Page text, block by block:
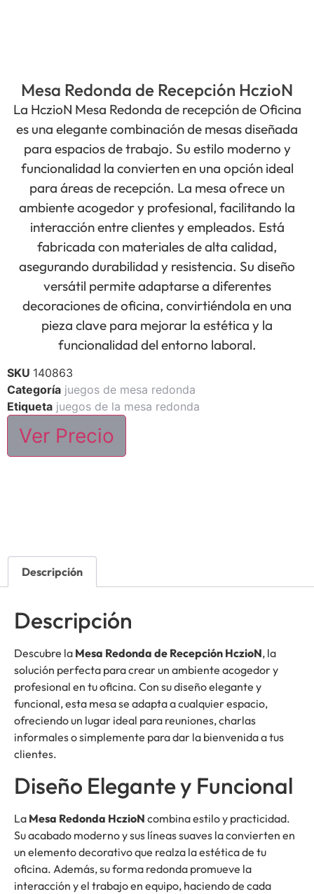
Mesa Redonda de Recepción HczioN
La HczioN Mesa Redonda de recepción de Oficina
es una elegante combinación de mesas diseñada
para espacios de trabajo. Su estilo moderno y
funcionalidad la convierten en una opción ideal
para áreas de recepción. La mesa ofrece un
ambiente acogedor y profesional, facilitando la
interacción entre clientes y empleados. Está
fabricada con materiales de alta calidad,
asegurando durabilidad y resistencia. Su diseño
versátil permite adaptarse a diferentes
decoraciones de oficina, convirtiéndola en una
pieza clave para mejorar la estética y la
funcionalidad del entorno laboral.
SKU 140863
Categoría juegos de mesa redonda
Etiqueta juegos de la mesa redonda
Ver Precio
Descripción
Descripción
Descubre la Mesa Redonda de Recepción HczioN, la
solución perfecta para crear un ambiente acogedor y
profesional en tu oficina. Con su diseño elegante y
funcional, esta mesa se adapta a cualquier espacio,
ofreciendo un lugar ideal para reuniones, charlas
informales o simplemente para dar la bienvenida a tus
clientes.
Diseño Elegante y Funcional
La Mesa Redonda HczioN combina estilo y practicidad.
Su acabado moderno y sus líneas suaves la convierten en
un elemento decorativo que realza la estética de tu
oficina. Además, su forma redonda promueve la
interacción y el trabajo en equipo, haciendo de cada